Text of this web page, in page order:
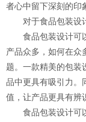
者心中留下深刻的印
对于食品包装设计
食品包装设计可以
产品众多，如何在众
题。一款精美的包装
品中更具有吸引力。
值，让产品更具有辨
食品包装设计可以